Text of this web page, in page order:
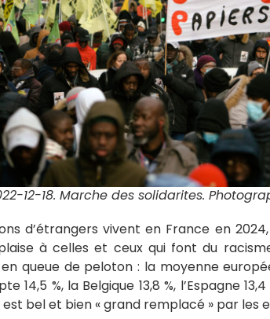
12-18. Marche des solidarites.
d’étrangers vivent en France en
à celles et ceux qui font du
queue de peloton : la moyenne
14,5 %, la Belgique 13,8 %, l’Espagne
bel et bien « grand remplacé » par les